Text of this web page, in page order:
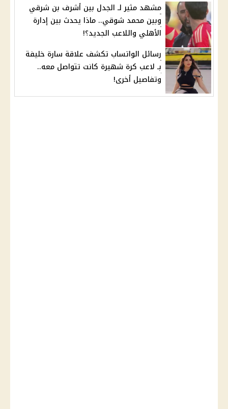
مشهد مثير لـ الجدل بين أشرف بن شرقي
وبين محمد شوقي.. ماذا يحدث بين إدارة
الأهلي واللاعب الجديد؟!
رسائل الواتساب تكشف علاقة سارة خليفة
بـ لاعب كرة شهيرة كانت تتواصل معه..
وتفاصيل أخرى!